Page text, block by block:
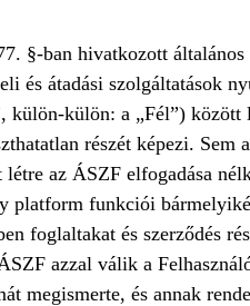
§-ban hivatkozott
és átadási szolgáltatások
külön-külön: a „Fél”)
részét képezi. Sem
létre az ÁSZF elfogadása
platform funkciói
foglaltakat és szerződés
azzal válik a
megismerte, és annak